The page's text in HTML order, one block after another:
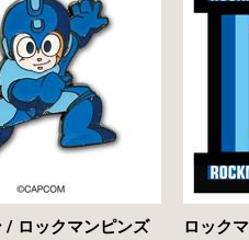
/ ロックマンピンズ
ロック